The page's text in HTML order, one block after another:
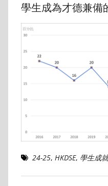
學生成為才德兼備
24-25, HKDSE, 學生成就